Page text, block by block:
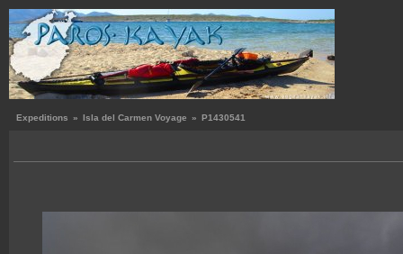
Expeditions » Isla del Carmen Voyage » P1430541